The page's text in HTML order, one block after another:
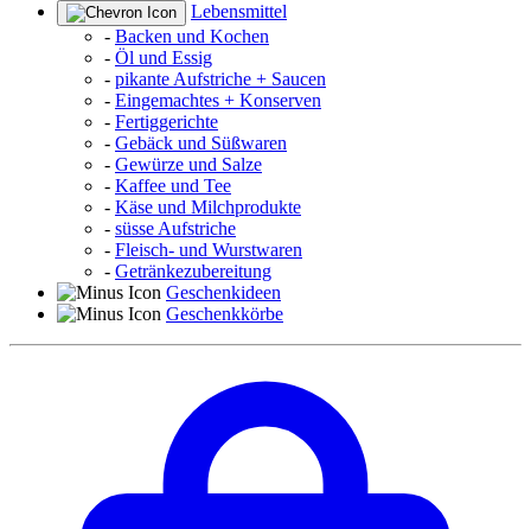
Lebensmittel
- Backen und Kochen
- Öl und Essig
- pikante Aufstriche + Saucen
- Eingemachtes + Konserven
- Fertiggerichte
- Gebäck und Süßwaren
- Gewürze und Salze
- Kaffee und Tee
- Käse und Milchprodukte
- süsse Aufstriche
- Fleisch- und Wurstwaren
- Getränkezubereitung
Geschenkideen
Geschenkkörbe